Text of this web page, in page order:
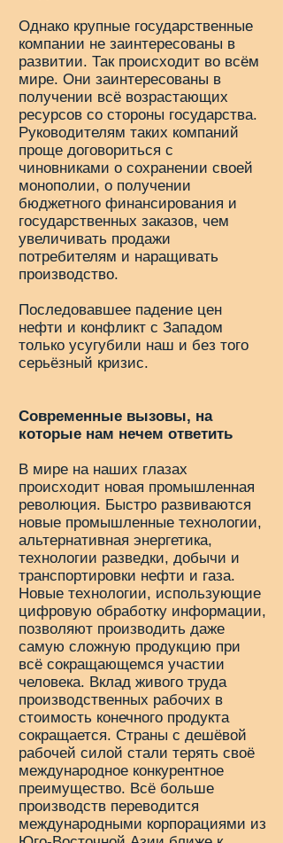
Однако крупные государственные
компании не заинтересованы в
развитии. Так происходит во всём
мире. Они заинтересованы в
получении всё возрастающих
ресурсов со стороны государства.
Руководителям таких компаний
проще договориться с
чиновниками о сохранении своей
монополии, о получении
бюджетного финансирования и
государственных заказов, чем
увеличивать продажи
потребителям и наращивать
производство.
Последовавшее падение цен
нефти и конфликт с Западом
только усугубили наш и без того
серьёзный кризис.
Современные вызовы, на
которые нам нечем ответить
В мире на наших глазах
происходит новая промышленная
революция. Быстро развиваются
новые промышленные технологии,
альтернативная энергетика,
технологии разведки, добычи и
транспортировки нефти и газа.
Новые технологии, использующие
цифровую обработку информации,
позволяют производить даже
самую сложную продукцию при
всё сокращающемся участии
человека. Вклад живого труда
производственных рабочих в
стоимость конечного продукта
сокращается. Страны с дешёвой
рабочей силой стали терять своё
международное конкурентное
преимущество. Всё больше
производств переводится
международными корпорациями из